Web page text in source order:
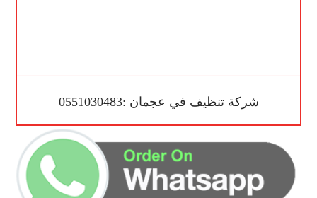
شركة تنظيف في عجمان :0551030483